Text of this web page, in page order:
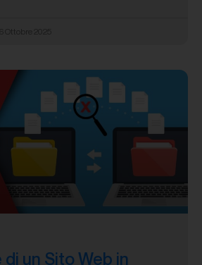
un Sito Web in